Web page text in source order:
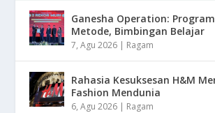
Ganesha Operation:
Metode, Bimbingan Belajar
7, Agu 2026 | Ragam
Rahasia Kesuksesan H&M
Fashion Mendunia
6, Agu 2026 | Ragam